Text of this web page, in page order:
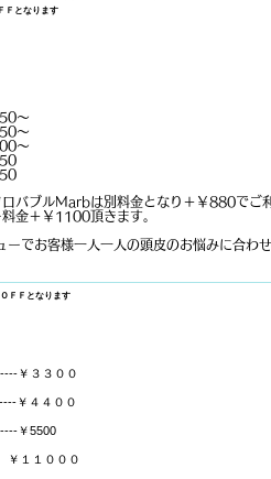
Ｆとなります
～
～
～
バブルMarbは別料金となり＋￥880でご
金＋￥1100頂きます。
でお客様一人一人の頭皮のお悩みに合わ
ＦＦとなります
￥３３００
￥４４００
￥5500
０００